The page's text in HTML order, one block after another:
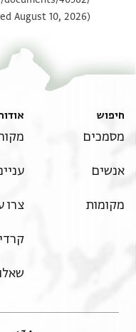
תנאי היתר שימוש בתצלום
August 10, 2026).
חיפוש
מסמכים
אנשים
מקומות צרו